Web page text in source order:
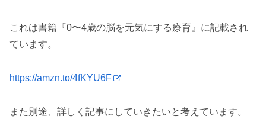
これは書籍『0〜4歳の脳を元気にする療育』に記載され
ています。
https://amzn.to/4fKYU6F
また別途、詳しく記事にしていきたいと考えています。